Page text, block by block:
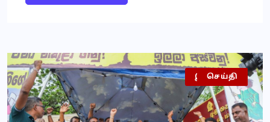
அரசியல்
இலங்கை
செய்தி